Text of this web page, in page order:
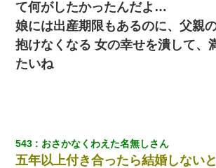
て何がしたかったんだよ…
娘には出産期限もあるのに、父親
抱けなくなる 女の幸せを潰して、
たいね
543 おさかなくわえた名無しさん
五年以上付き合ったら結婚しない